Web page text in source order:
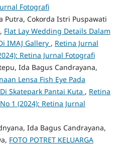
Fotografi
Putra, Cokorda Istri Puspawati
Flat Lay Wedding Details Dalam
IMAJ Gallery , Retina Jurnal
Retina Jurnal Fotografi
Ida Bagus Candrayana,
Lensa Fish Eye Pada
Skatepark Pantai Kuta , Retina
1 (2024): Retina Jurnal
Ida Bagus Candrayana,
FOTO POTRET KELUARGA